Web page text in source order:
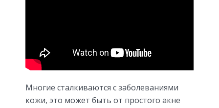
Многие сталкиваются с заболеваниями
кожи, это может быть от простого акне